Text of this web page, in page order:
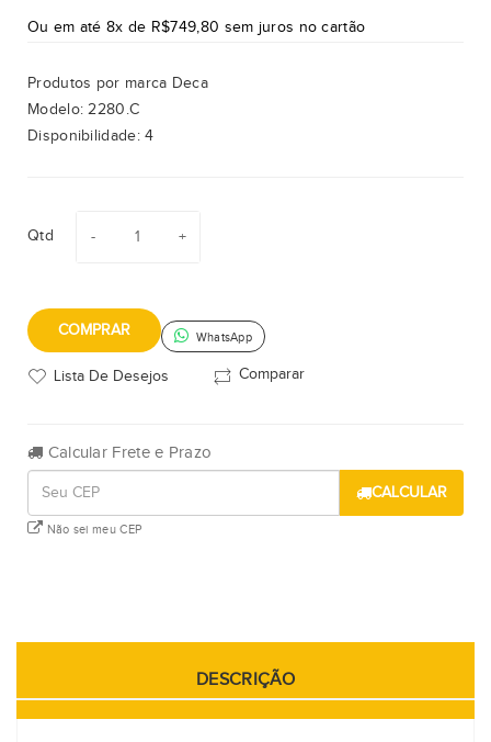
Ou em até 8x de R$749,80 sem juros no cartão
Produtos por marca Deca
Modelo:2280.C
Disponibilidade:4
Qtd
COMPRAR WhatsApp
Lista De Desejos Comparar
Calcular Frete e Prazo
CALCULAR
Não sei meu CEP
DESCRIÇÃO